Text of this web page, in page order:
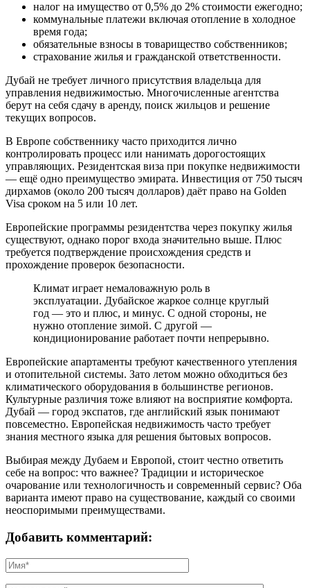
налог на имущество от 0,5% до 2% стоимости ежегодно;
коммунальные платежи включая отопление в холодное
время года;
обязательные взносы в товарищество собственников;
страхование жилья и гражданской ответственности.
Дубай не требует личного присутствия владельца для
управления недвижимостью. Многочисленные агентства
берут на себя сдачу в аренду, поиск жильцов и решение
текущих вопросов.
В Европе собственнику часто приходится лично
контролировать процесс или нанимать дорогостоящих
управляющих. Резидентская виза при покупке недвижимости
— ещё одно преимущество эмирата. Инвестиция от 750 тысяч
дирхамов (около 200 тысяч долларов) даёт право на Golden
Visa сроком на 5 или 10 лет.
Европейские программы резидентства через покупку жилья
существуют, однако порог входа значительно выше. Плюс
требуется подтверждение происхождения средств и
прохождение проверок безопасности.
Климат играет немаловажную роль в
эксплуатации. Дубайское жаркое солнце круглый
год — это и плюс, и минус. С одной стороны, не
нужно отопление зимой. С другой —
кондиционирование работает почти непрерывно.
Европейские апартаменты требуют качественного утепления
и отопительной системы. Зато летом можно обходиться без
климатического оборудования в большинстве регионов.
Культурные различия тоже влияют на восприятие комфорта.
Дубай — город экспатов, где английский язык понимают
повсеместно. Европейская недвижимость часто требует
знания местного языка для решения бытовых вопросов.
Выбирая между Дубаем и Европой, стоит честно ответить
себе на вопрос: что важнее? Традиции и историческое
очарование или технологичность и современный сервис? Оба
варианта имеют право на существование, каждый со своими
неоспоримыми преимуществами.
Добавить комментарий: